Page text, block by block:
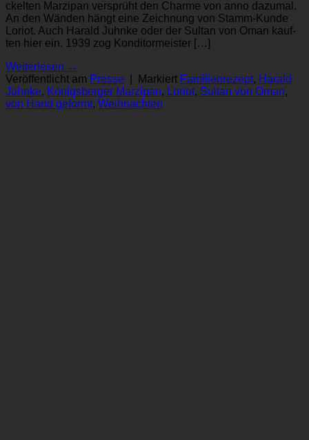
ckel­ten Mar­zi­pan ver­sprüht den Char­me von an­no da­zu­mal.
An den Wän­den hängt ei­ne Zeich­nung von Stamm-Kun­de
Lo­ri­ot. Auch Ha­rald Juhn­ke oder der Sul­tan von Oman kauf­
ten hier ein.​ 1939 zog Kon­di­tor­meis­ter […]
Weiterlesen →
Veröffentlicht am Presse Markiert Familienrezept, Ha­rald
Juhn­ke, Königsberger Marzipan, Lo­ri­ot, Sul­tan von Oman,
von Hand ge­formt, Weihnachten